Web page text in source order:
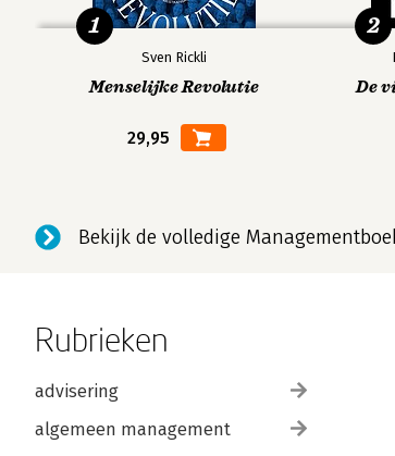
Sven Rickli
Menselijke Revolutie
29,95
1
De
2
Bekijk de volledige
Rubrieken
advisering
algemeen management